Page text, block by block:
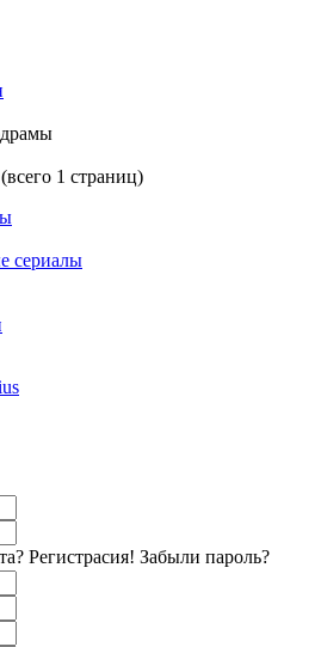
1 страниц)
сериалы
Регистраcия! Забыли пароль?